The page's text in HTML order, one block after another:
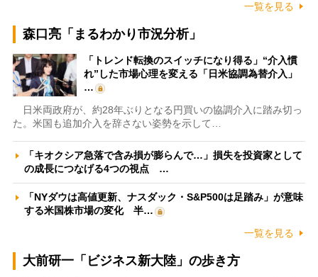
一覧を見る
森口亮「まるわかり市況分析」
「トレンド転換のスイッチになり得る」“介入慣
れ”した市場心理を変える「日米協調為替介入」
…
日米両政府が、約28年ぶりとなる円買いの協調介入に踏み切っ
た。米国も追加介入を辞さない姿勢を示して…
「キオクシア急落で含み損が膨らんで…」損失を投資家として
の成長につなげる4つの視点 …
「NYダウは高値更新、ナスダック・S&P500は足踏み」が意味
する米国株市場の変化 半…
一覧を見る
大前研一「ビジネス新大陸」の歩き方